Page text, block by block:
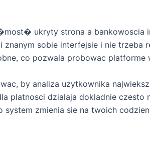
ukryty strona a bankowoscia
sobie interfejsie i nie trzeba
co pozwala probowac
by analiza uzytkownika
platnosci dzialaja dokladnie czesto
zmienia sie na twoich